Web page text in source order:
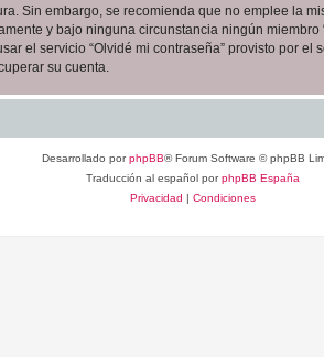
Sin embargo, se recomienda que no emplee la
y bajo ninguna circunstancia ningún
el servicio “Olvidé mi contraseña” provisto por
su cuenta.
Desarrollado porphpBB® Forum Software © phpBB
Traducción al español porphpBB España
Privacidad | Condiciones